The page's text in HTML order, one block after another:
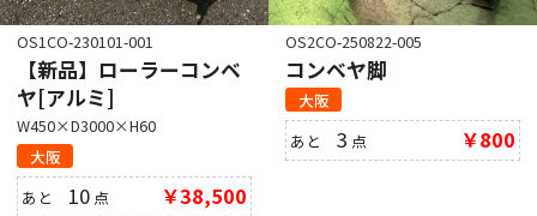
OS1CO-230101-001
【新品】ローラーコンベ
ヤ[アルミ]
W450×D3000×H60
大阪
あと 10 点 ￥38,500
OS2CO-250822-005
コンベヤ脚
大阪
あと3 点 ￥800